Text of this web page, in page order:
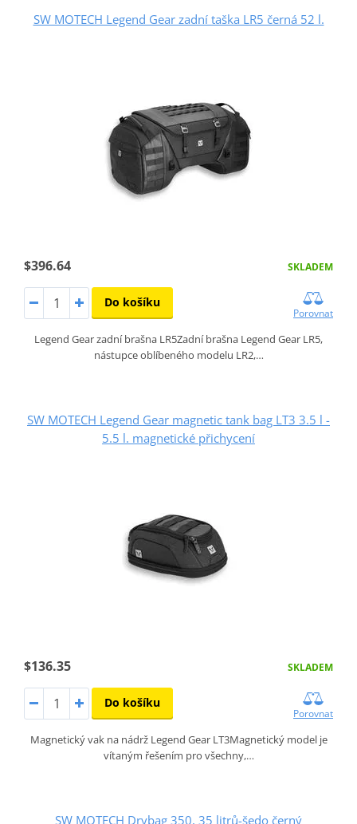
SW MOTECH Legend Gear zadní taška LR5 černá 52 l.
$396.64 SKLADEM
Do košíku
Porovnat
Legend Gear zadní brašna LR5Zadní brašna Legend Gear LR5,
nástupce oblíbeného modelu LR2,…
SW MOTECH Legend Gear magnetic tank bag LT3 3.5 l -
5.5 l. magnetické přichycení
$136.35 SKLADEM
Do košíku
Porovnat
Magnetický vak na nádrž Legend Gear LT3Magnetický model je
vítaným řešením pro všechny,…
SW MOTECH Drybag 350, 35 litrů-šedo černý